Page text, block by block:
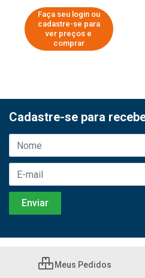
Faça seu login ou
cadastre-se para
ver preços e
comprar
Cadastre-se para
Meus Pedidos